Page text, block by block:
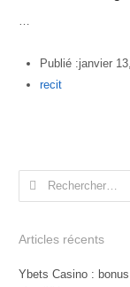
Publié :janvier
Author
recit
Rechercher :
Articles récents
Ybets Casino :